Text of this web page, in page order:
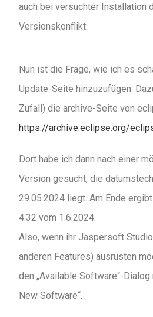
auch bei versuchter Installation
Versionskonflikt:
Nun ist die Frage, wie ich es
Update-Seite hinzuzufügen.
Zufall) die archive-Seite von
https://archive.eclipse.org/
Dort habe ich dann nach einer
Version gesucht, die
29.05.2024 liegt. Am Ende
4.32 vom 1.6.2024.
Also, wenn ihr Jaspersoft
anderen Features) ausrüsten
den „Available Software“-Dialog
New Software“.